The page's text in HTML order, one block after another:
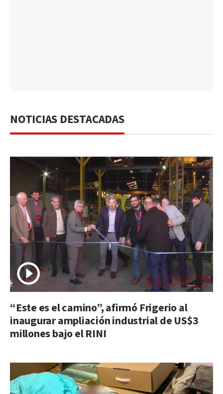
NOTICIAS DESTACADAS
“Este es el camino”, afirmó Frigerio al
inaugurar ampliación industrial de US$3
millones bajo el RINI